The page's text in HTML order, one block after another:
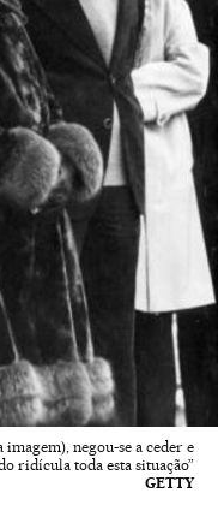
negou-se a ceder e
ridícula toda esta situação”
GETTY